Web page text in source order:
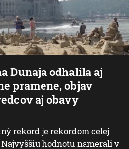
Dunaja odhalila aj
pramene, objav
aj obavy
rekord je rekordom celej
hodnotu namerali v